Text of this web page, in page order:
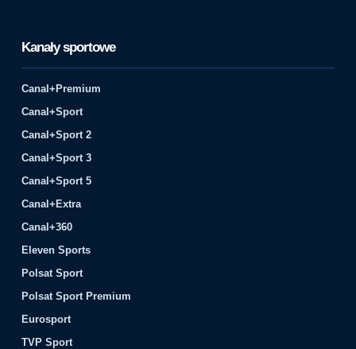
Kanały sportowe
Canal+Premium
Canal+Sport
Canal+Sport 2
Canal+Sport 3
Canal+Sport 5
Canal+Extra
Canal+360
Eleven Sports
Polsat Sport
Polsat Sport Premium
Eurosport
TVP Sport